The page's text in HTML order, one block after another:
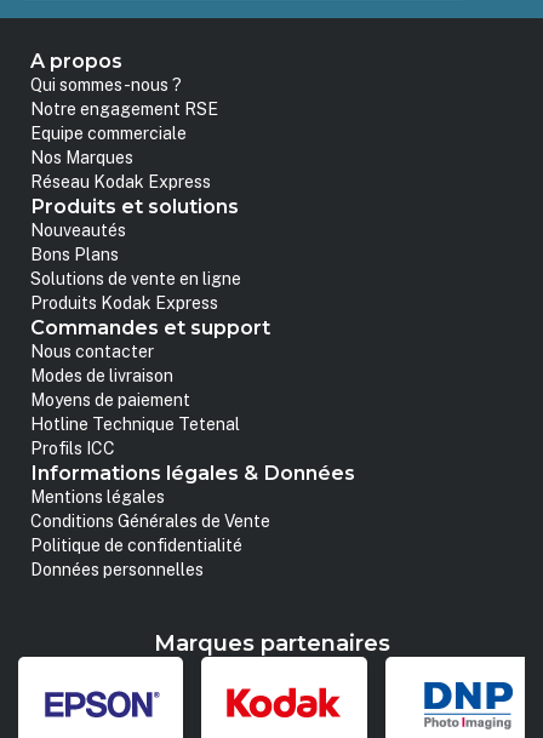
A propos
Qui sommes-nous ?
Notre engagement RSE
Equipe commerciale
Nos Marques
Réseau Kodak Express
Produits et solutions
Nouveautés
Bons Plans
Solutions de vente en ligne
Produits Kodak Express
Commandes et support
Nous contacter
Modes de livraison
Moyens de paiement
Hotline Technique Tetenal
Profils ICC
Informations légales & Données
Mentions légales
Conditions Générales de Vente
Politique de confidentialité
Données personnelles
Marques partenaires